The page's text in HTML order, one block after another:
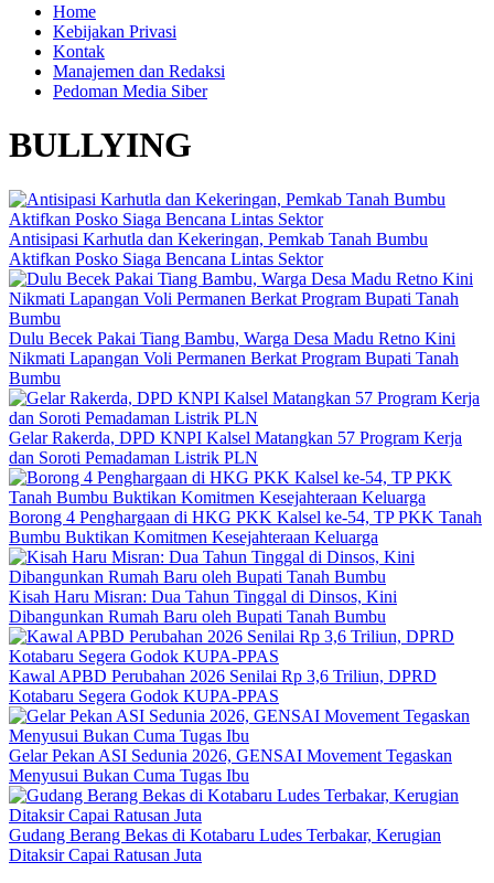
Home
Kebijakan Privasi
Kontak
Manajemen dan Redaksi
Pedoman Media Siber
BULLYING
Antisipasi Karhutla dan Kekeringan, Pemkab Tanah Bumbu
Aktifkan Posko Siaga Bencana Lintas Sektor
Dulu Becek Pakai Tiang Bambu, Warga Desa Madu Retno Kini
Nikmati Lapangan Voli Permanen Berkat Program Bupati Tanah
Bumbu
Gelar Rakerda, DPD KNPI Kalsel Matangkan 57 Program Kerja
dan Soroti Pemadaman Listrik PLN
Borong 4 Penghargaan di HKG PKK Kalsel ke-54, TP PKK Tanah
Bumbu Buktikan Komitmen Kesejahteraan Keluarga
Kisah Haru Misran: Dua Tahun Tinggal di Dinsos, Kini
Dibangunkan Rumah Baru oleh Bupati Tanah Bumbu
Kawal APBD Perubahan 2026 Senilai Rp 3,6 Triliun, DPRD
Kotabaru Segera Godok KUPA-PPAS
Gelar Pekan ASI Sedunia 2026, GENSAI Movement Tegaskan
Menyusui Bukan Cuma Tugas Ibu
Gudang Berang Bekas di Kotabaru Ludes Terbakar, Kerugian
Ditaksir Capai Ratusan Juta